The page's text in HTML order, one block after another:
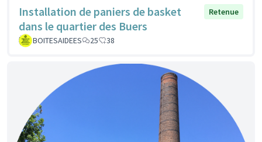
Installation de paniers de basket
dans le quartier des Buers
Retenue
BOITESAIDEES 25 38